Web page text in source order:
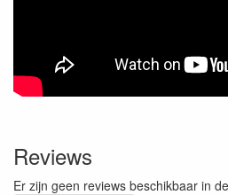
Reviews
Er zijn geen reviews beschikbaar in